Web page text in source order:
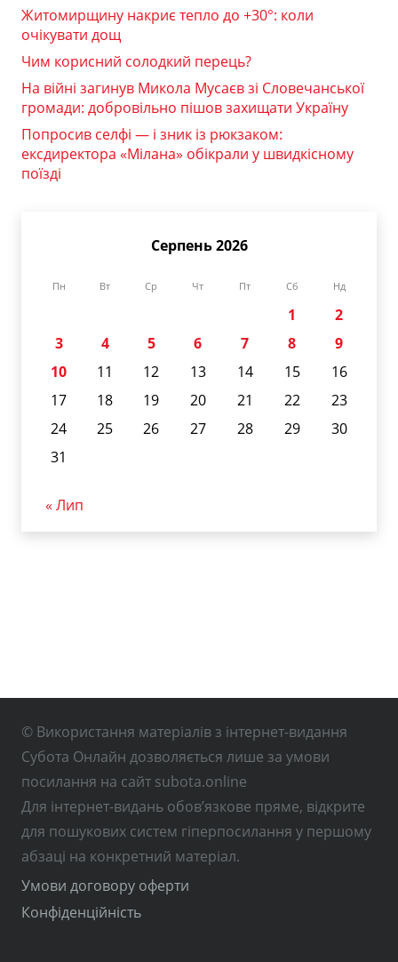
Житомирщину накриє тепло до +30°: коли
очікувати дощ
Чим корисний солодкий перець?
На війні загинув Микола Мусаєв зі Словечанської
громади: добровільно пішов захищати Україну
Попросив селфі — і зник із рюкзаком:
ексдиректора «Мілана» обікрали у швидкісному
поїзді
Серпень 2026
Пн Вт Ср Чт Пт Сб Нд
1
2
3
4 5 6 7 8
9
10
11 12 13 14 15
16
17
18 19 20 21 22
23
24
25 26 27 28 29
30
31
« Лип
© Використання матеріалів з інтернет-видання
Субота Онлайн дозволяється лише за умови
посилання на сайт subota.online
Для інтернет-видань обов’язкове пряме, відкрите
для пошукових систем гіперпосилання у першому
абзаці на конкретний матеріал.
Умови договору оферти
Конфіденційність